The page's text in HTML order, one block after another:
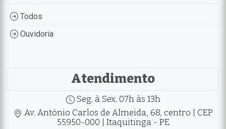
Todos
Ouvidoria
Atendimento
Seg. à Sex. 07h às 13h
Av. Antônio Carlos de Almeida, 68, centro | CEP
55950-000 | Itaquitinga - PE